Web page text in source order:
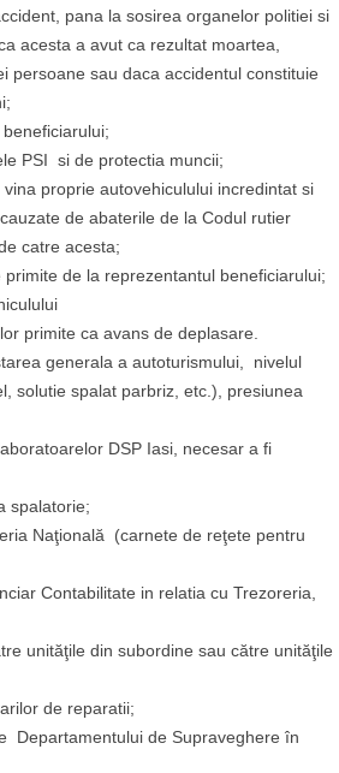
pana la sosirea organelor politiei si
acesta a avut ca rezultat moartea,
persoane sau daca accidentul constituie
PSI si de protectia muncii;
proprie autovehiculului incredintat si
de abaterile de la Codul rutier
catre acesta;
de la reprezentantul beneficiarului;
primite ca avans de deplasare.
generala a autoturismului, nivelul
solutie spalat parbriz, etc.), presiunea
DSP Iasi, necesar a fi
spalatorie;
Naţională (carnete de reţete pentru
Contabilitate in relatia cu Trezoreria,
unităţile din subordine sau către unităţile
de reparatii;
Departamentului de Supraveghere în